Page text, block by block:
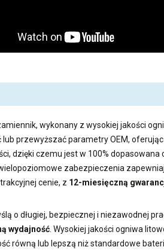
wykonany z wysokiej jakości
lub przewyższać parametry OEM,
dzięki czemu jest w 100% dopasowana
zabezpieczenia
cenie, z 12-miesięczną
o długiej, bezpiecznej i niezawodnej
wydajność . Wysokiej jakości ogniwa
równą lub lepszą niż standardowe